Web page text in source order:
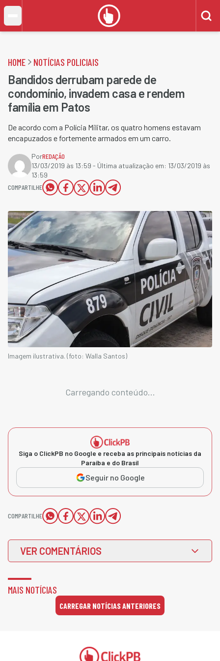
HOME NOTÍCIAS POLICIAIS
Bandidos derrubam parede de
condomínio, invadem casa e rendem
família em Patos
De acordo com a Polícia Militar, os quatro homens estavam
encapuzados e fortemente armados em um carro.
PorREDAÇÃO
13/03/2019 às 13:59 - Última atualização em: 13/03/2019 às
13:59
COMPARTILHE
Imagem ilustrativa. (foto: Walla Santos)
Carregando conteúdo...
Siga o ClickPB no Google e receba as principais notícias da
Paraíba e do Brasil
Seguir no Google
COMPARTILHE
VER COMENTÁRIOS
MAIS NOTÍCIAS
CARREGAR NOTÍCIAS ANTERIORES